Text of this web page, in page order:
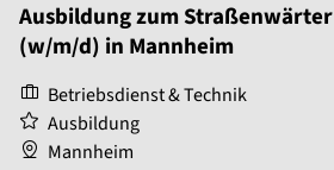
Ausbildung zum Straßenwärter
(w/m/d) in Mannheim
Betriebsdienst & Technik
Ausbildung
Mannheim